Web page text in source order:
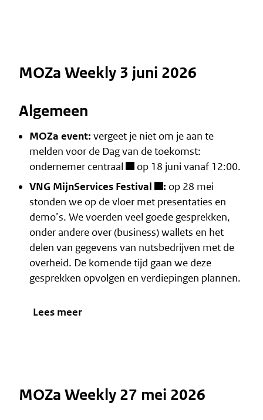
MOZa Weekly 3 juni 2026
Algemeen
MOZa event: vergeet je niet om je aan te
melden voor de Dag van de toekomst:
ondernemer centraal
op 18 juni vanaf 12:00.
VNG MijnServices Festival
: op 28 mei
stonden we op de vloer met presentaties en
demo’s. We voerden veel goede gesprekken,
onder andere over (business) wallets en het
delen van gegevens van nutsbedrijven met de
overheid. De komende tijd gaan we deze
gesprekken opvolgen en verdiepingen plannen.
Lees meer
MOZa Weekly 27 mei 2026